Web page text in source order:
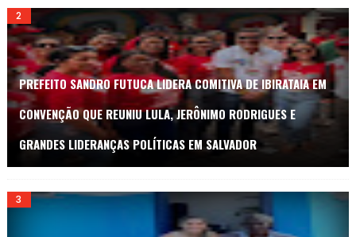
PREFEITO SANDRO FUTUCA LIDERA COMITIVA DE IBIRATAIA EM
CONVENÇÃO QUE REUNIU LULA, JERÔNIMO RODRIGUES E
GRANDES LIDERANÇAS POLÍTICAS EM SALVADOR